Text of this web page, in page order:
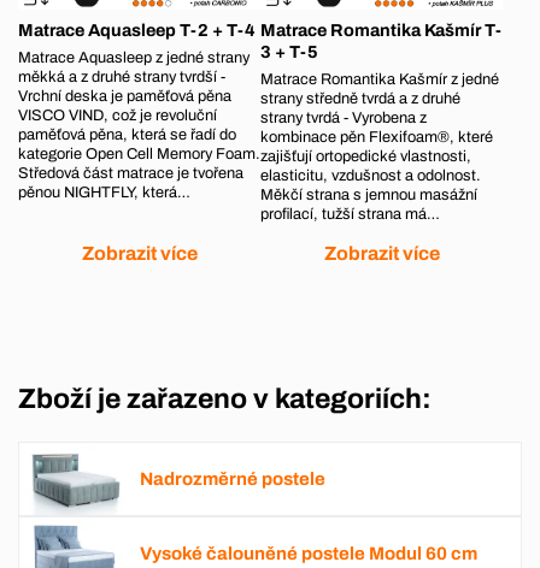
Matrace Aquasleep T-2 + T-4
Matrace Aquasleep z jedné strany
měkká a z druhé strany tvrdší -
Vrchní deska je paměťová pěna
VISCO VIND, což je revoluční
paměťová pěna, která se řadí do
kategorie Open Cell Memory Foam.
Středová část matrace je tvořena
pěnou NIGHTFLY, která…
Zobrazit více
Matrace Romantika Kašmír T-
3 + T-5
Matrace Romantika Kašmír z jedné
strany středně tvrdá a z druhé
strany tvrdá - Vyrobena z
kombinace pěn Flexifoam®, které
zajišťují ortopedické vlastnosti,
elasticitu, vzdušnost a odolnost.
Měkčí strana s jemnou masážní
profilací, tužší strana má…
Zobrazit více
Zboží je zařazeno v kategoriích:
Nadrozměrné postele
Vysoké čalouněné postele Modul 60 cm